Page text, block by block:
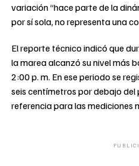
variación “hace parte de la
por sí sola, no representa una
El reporte técnico indicó que
la marea alcanzó su nivel más
2:00 p. m. En ese periodo se
seis centímetros por debajo
referencia para las mediciones